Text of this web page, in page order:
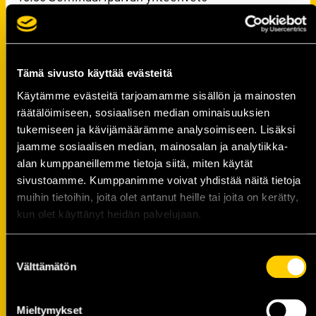
Tämä sivusto käyttää evästeitä
Käytämme evästeitä tarjoamamme sisällön ja mainosten
räätälöimiseen, sosiaalisen median ominaisuuksien
tukemiseen ja kävijämäärämme analysoimiseen. Lisäksi
jaamme sosiaalisen median, mainosalan ja analytiikka-
alan kumppaneillemme tietoja siitä, miten käytät
sivustoamme. Kumppanimme voivat yhdistää näitä tietoja
muihin tietoihin, joita olet antanut heille tai joita on kerätty,
kun olet käyttänyt heidän palvelujaan.
valinta
Välttämätön
Mieltymykset
15.40 Seminaaripäivä päättyy
Voittajaksi!-seminaarin
pääyhteistyökumppani